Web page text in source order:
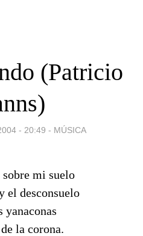
(Patricio
- 20:49 - MÚSICA
mi suelo
el desconsuelo
yanaconas
la corona.